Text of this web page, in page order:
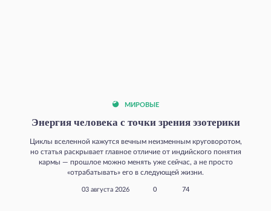
МИРОВЫЕ
Энергия человека с точки зрения эзотерики
Циклы вселенной кажутся вечным неизменным круговоротом,
но статья раскрывает главное отличие от индийского понятия
кармы — прошлое можно менять уже сейчас, а не просто
«отрабатывать» его в следующей жизни.
03 августа 2026 0 74